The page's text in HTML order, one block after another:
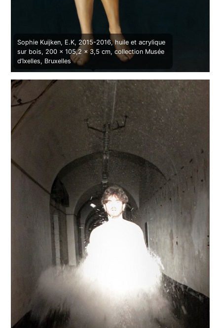
Sophie Kuijken, E.K, 2015-2016, huile et acrylique
sur bois, 200 x 105,2 x 3,5 cm, collection Musée
d’Ixelles, Bruxelles